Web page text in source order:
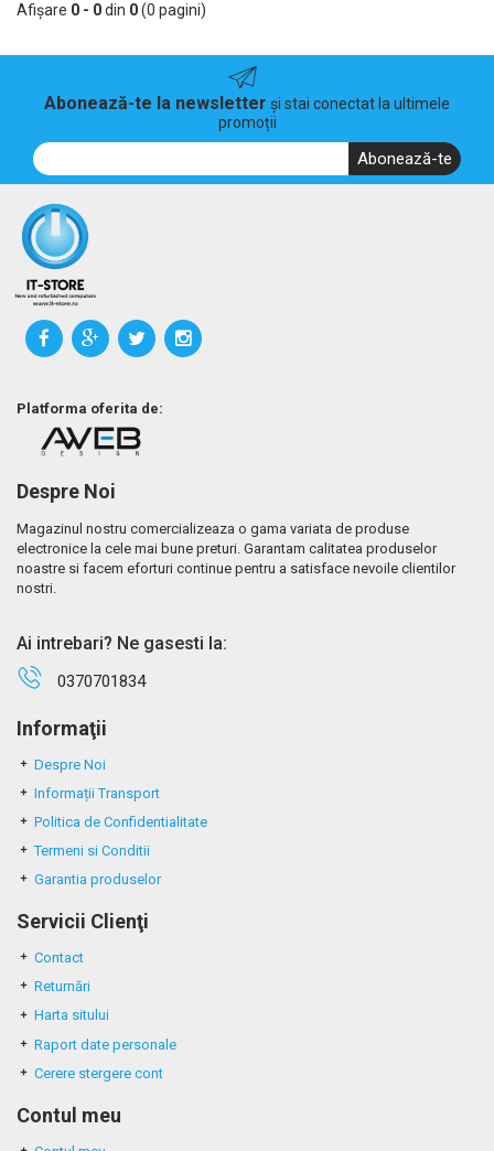
Afişare 0 - 0din 0(0 pagini)
Abonează-te la newsletter și stai conectat la ultimele
promoții
Abonează-te
Platforma oferita de:
Despre Noi
Magazinul nostru comercializeaza o gama variata de produse
electronice la cele mai bune preturi. Garantam calitatea produselor
noastre si facem eforturi continue pentru a satisface nevoile clientilor
nostri.
Ai intrebari? Ne gasesti la:
0370701834
Informaţii
Despre Noi
Informații Transport
Politica de Confidentialitate
Termeni si Conditii
Garantia produselor
Servicii Clienţi
Contact
Returnări
Harta sitului
Raport date personale
Cerere stergere cont
Contul meu